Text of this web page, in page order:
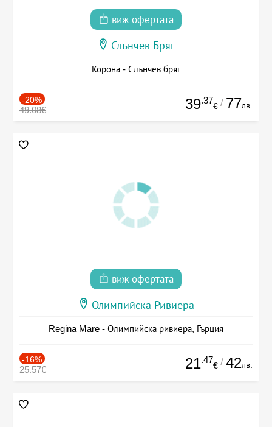
виж офертата
Слънчев Бряг
Корона - Слънчев бряг
-20%
49.08€ 39.37
€ / 77лв.
виж офертата
Олимпийска Ривиера
Regina Mare - Олимпийска ривиера, Гърция
-16%
25.57€ 21.47
€ / 42лв.